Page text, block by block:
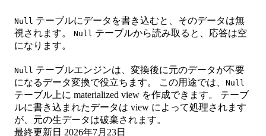
Null テーブルにデータを書き込むと、そのデータは無
視されます。 Null テーブルから読み取ると、応答は空
になります。
Null テーブルエンジンは、変換後に元のデータが不要
になるデータ変換で役立ちます。 この用途では、 Null
テーブル上に materialized view を作成できます。 テーブ
ルに書き込まれたデータは view によって処理されます
が、元の生データは破棄されます。
最終更新日 2026年7月23日